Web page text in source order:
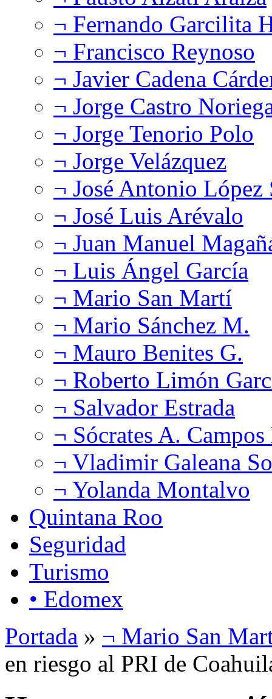
¬ Fernando Garcilita
¬ Francisco Reynoso
¬ Javier Cadena
¬ Jorge Castro
¬ Jorge Tenorio Polo
¬ Jorge Velázquez
¬ José Antonio López
¬ José Luis Arévalo
¬ Juan Manuel
¬ Luis Ángel García
¬ Mario San Martí
¬ Mario Sánchez M.
¬ Mauro Benites G.
¬ Roberto Limón
¬ Salvador Estrada
¬ Sócrates A.
¬ Vladimir Galeana
¬ Yolanda Montalvo
Quintana Roo
Seguridad
Turismo
• Edomex
Portada » ¬ Mario San
en riesgo al PRI de